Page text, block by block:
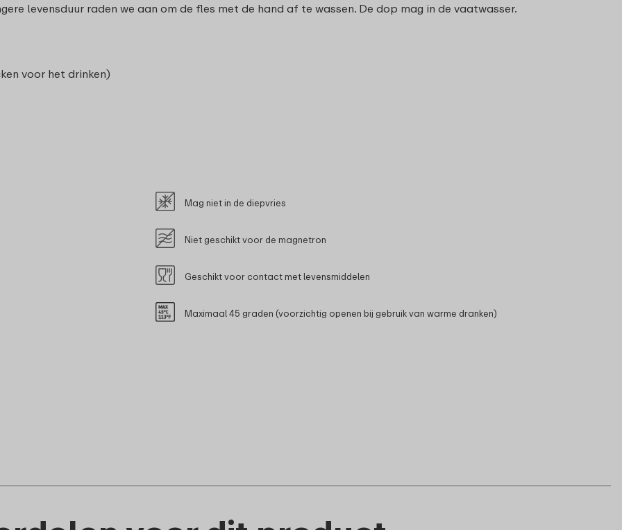
levensduur raden we aan om de fles met de hand af te wassen. De dop mag in de vaatwasser.
voor het drinken)
Mag niet in de diepvries
Niet geschikt voor de magnetron
Geschikt voor contact met levensmiddelen
Maximaal 45 graden (voorzichtig openen bij gebruik van warme dranken)